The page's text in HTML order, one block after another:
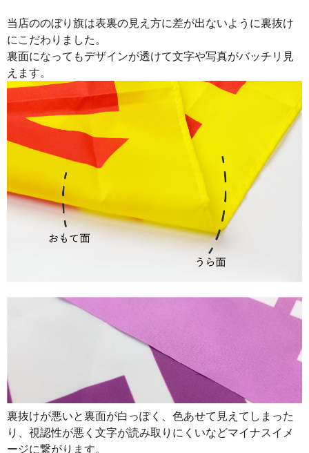
31
32 899 28768
33 897 29601
34 895
893
32040
32856
38 887 33706
885 34515
35320
876
38456
874 39330
46 873 40158
47 872
当店ののぼり旗は表裏の見え方に差が出ないように裏抜け
にこだわりました。
裏面になってもデザインが透けて文字や写真がバッチリ見
えます。
裏抜けが悪いと裏面が白っぽく、色あせて見えてしまった
り、視認性が悪く文字が読み取りにくいなどマイナスイメ
ージに繋がります。